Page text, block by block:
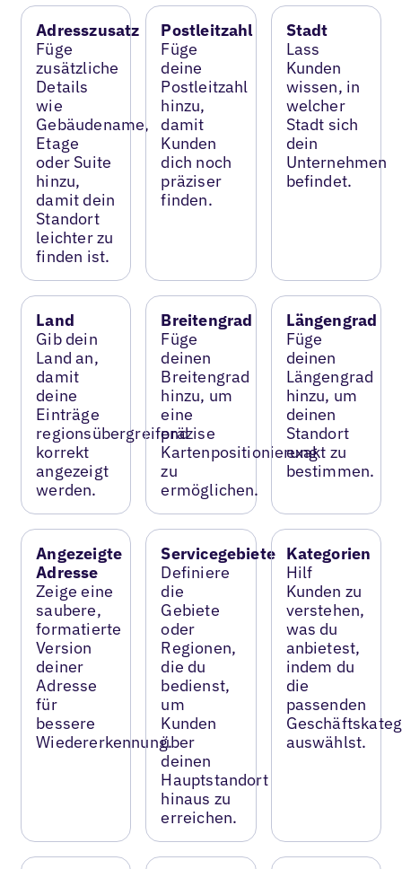
Adresszusatz
Füge
zusätzliche
Details
wie
Gebäudename,
Etage
oder Suite
hinzu,
damit dein
Standort
leichter zu
finden ist.
Postleitzahl
Füge
deine
Postleitzahl
hinzu,
damit
Kunden
dich noch
präziser
finden.
Stadt
Lass
Kunden
wissen, in
welcher
Stadt sich
dein
Unternehmen
befindet.
Land
Gib dein
Land an,
damit
deine
Einträge
regionsübergreifend
korrekt
angezeigt
werden.
Breitengrad
Füge
deinen
Breitengrad
hinzu, um
eine
präzise
Kartenpositionierung
zu
ermöglichen.
Längengrad
Füge
deinen
Längengrad
hinzu, um
deinen
Standort
exakt zu
bestimmen.
Angezeigte
Adresse
Zeige eine
saubere,
formatierte
Version
deiner
Adresse
für
bessere
Wiedererkennung.
Servicegebiete
Definiere
die
Gebiete
oder
Regionen,
die du
bedienst,
um
Kunden
über
deinen
Hauptstandort
hinaus zu
erreichen.
Kategorien
Hilf
Kunden zu
verstehen,
was du
anbietest,
indem du
die
passenden
auswählst.